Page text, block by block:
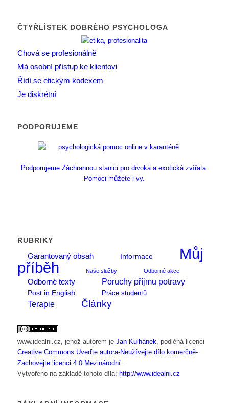
ČTYŘLÍSTEK DOBRÉHO PSYCHOLOGA
Chová se profesionálně
Má osobní přístup ke klientovi
Řídí se etickým kodexem
Je diskrétní
PODPORUJEME
Podporujeme Záchrannou stanici pro divoká a exotická zvířata.
Pomoci můžete i vy.
RUBRIKY
Garantovaný obsah
Informace
Můj
příběh
Naše služby Odborné akce
Odborné texty Poruchy příjmu potravy
Post in English Práce studentů
Terapie Články
www.idealni.cz , jehož autorem je Jan Kulhánek , podléhá licenci
Creative Commons Uveďte autora-Neužívejte dílo komerčně-
Zachovejte licenci 4.0 Mezinárodní
Vytvořeno na základě tohoto díla: http://www.idealni.cz